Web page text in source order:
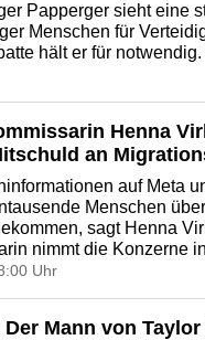
Papperger sieht eine
Menschen für
hält er für notwendig.
Henna
an
auf Meta
Menschen
sagt Henna
nimmt die Konzerne
Uhr
Mann von